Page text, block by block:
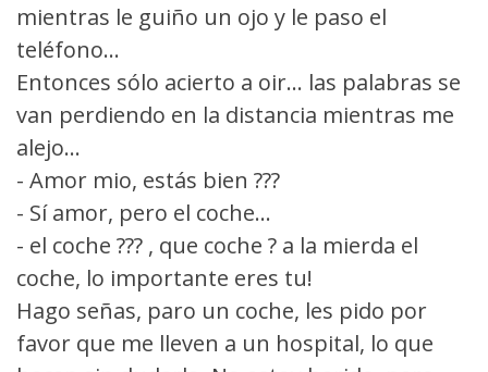
mientras le guiño un ojo y le paso el
teléfono...
Entonces sólo acierto a oir... las palabras se
van perdiendo en la distancia mientras me
alejo...
- Amor mio, estás bien ???
- Sí amor, pero el coche...
- el coche ??? , que coche ? a la mierda el
coche, lo importante eres tu!
Hago señas, paro un coche, les pido por
favor que me lleven a un hospital, lo que